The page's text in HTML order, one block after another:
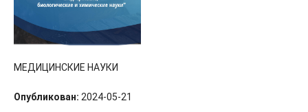
МЕДИЦИНСКИЕ НАУКИ
Опубликован: 2024-05-21